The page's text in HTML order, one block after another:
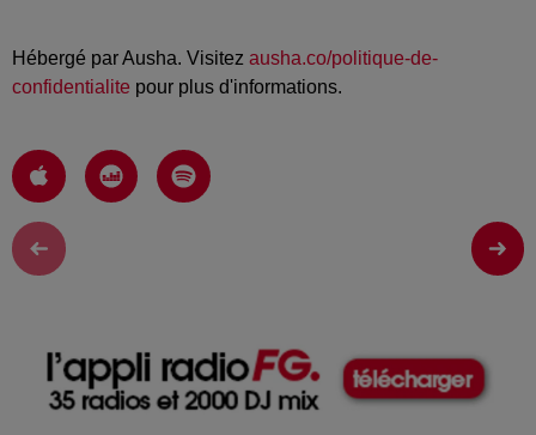
Hébergé par Ausha. Visitez ausha.co/politique-de-
confidentialite pour plus d'informations.